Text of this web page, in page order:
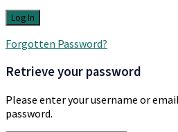
Forgotten Password?
Retrieve your password
Please enter your username or
password.